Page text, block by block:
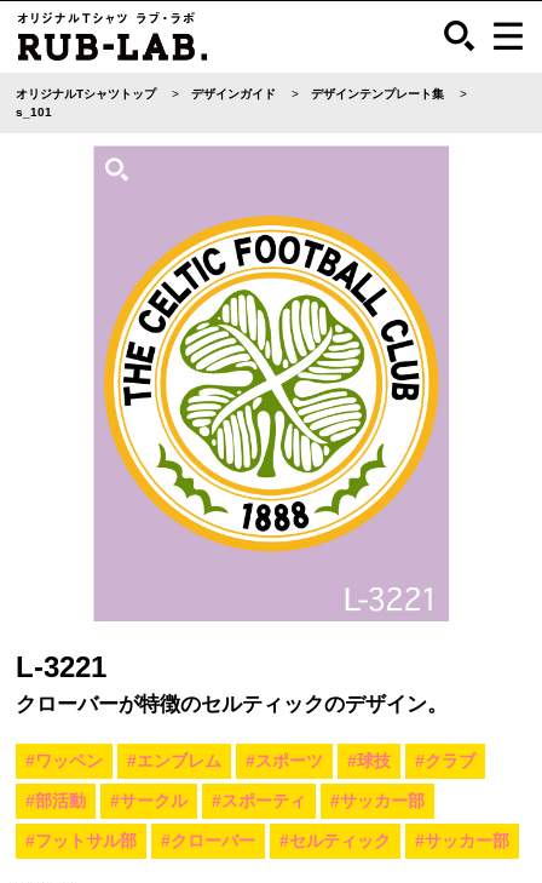
オリジナルTシャツトップ デザインガイド
デザインテンプレート集
s_101
L-3221
クローバーが特徴のセルティックのデザイン。
#ワッペン #エンブレム #スポーツ #球技 #クラブ
#部活動 #サークル #スポーティ #サッカー部
#フットサル部 #クローバー #セルティック #サッカー部